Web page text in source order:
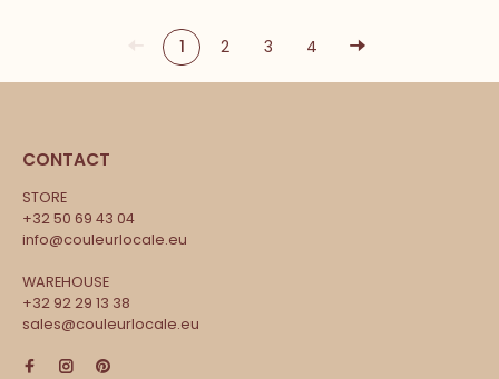
1 2 3 4
CONTACT
STORE
+32 50 69 43 04
info@couleurlocale.eu
WAREHOUSE
+32 92 29 13 38
sales@couleurlocale.eu